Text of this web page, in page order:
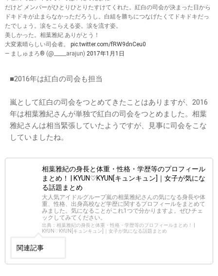
だけど メンバーがひとりひとりたすけてくれた。紅白の司会が決まった日から
ドキドキが止まらなかっただろうし。白組を勝ちにつなげたくてドキドキだっ
たでしょう。涙をこらえる姿。涙を流す姿。
美しかった。相葉雅紀 ありがとう！
大変素晴らしい司会者。 pic.twitter.com/fRW9dnCeu0
— ましゅまろ® (@_____arajun) 2017年1月1日
■2016年は紅白の司会も担当
嵐として紅白の司会をつとめてきたことはありますが、2016
年は相葉雅紀さんが単独で紅白の司会をつとめました。相葉
雅紀さんは相当緊張していたようですが、見事に司会をこな
していましたね。
相葉雅紀の身長と体重・性格・学歴等のプロフィール
まとめ！ | KYUN♡KYUN[キュンキュン]｜女子が気にな
る話題まとめ
大人気アイドルグループ嵐の相葉雅紀さんの気になる身長や体
重、性格、出身高校など学歴に関するプロフィールをまとめて
みました。気になることがこれ1つで分かりますよ。ぜひチェ
ックしてみてください。
出典：相葉雅紀の身長と体重・性格・学歴等のプロフィールまとめ！ |
KYUN♡KYUN[キュンキュン]｜女子が気になる話題まとめ
関連記事